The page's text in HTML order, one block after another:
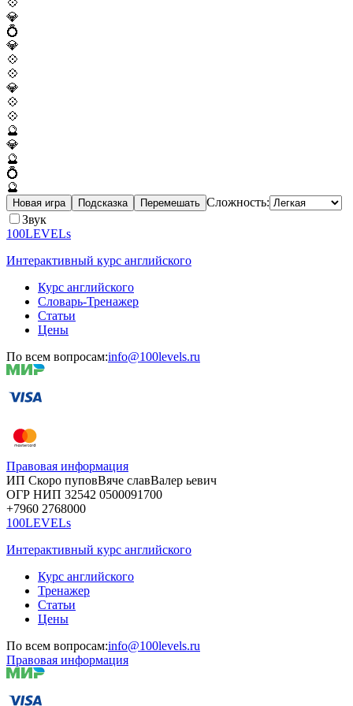
💠
💎
💍
💎
💠
💠
💎
💠
💠
🔮
💎
🔮
💍
🔮
Новая игра Подсказка Перемешать Сложность:
Звук
100LEVELs
Интерактивный курс английского
Курс английского
Словарь-Тренажер
Статьи
Цены
По всем вопросам:info@100levels.ru
Правовая информация
ИП Скоро пуповВяче славВалер ьевич
ОГР НИП 32542 0500091700
+7960 2768000
100LEVELs
Интерактивный курс английского
Курс английского
Тренажер
Статьи
Цены
По всем вопросам:info@100levels.ru
Правовая информация